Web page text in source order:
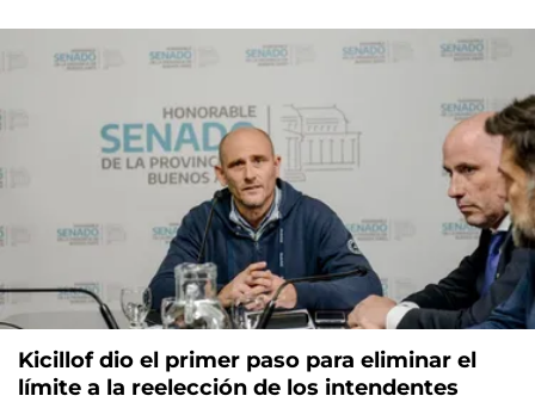
Kicillof dio el primer paso para eliminar el
límite a la reelección de los intendentes